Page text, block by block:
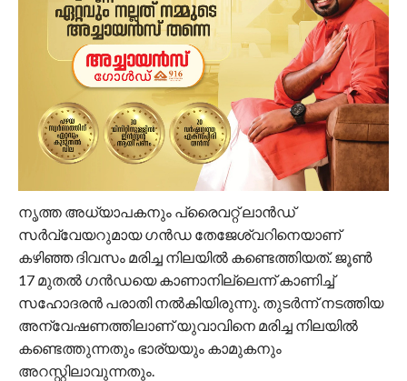
നൃത്ത അധ്യാപകനും പ്രൈവറ്റ് ലാന്‍ഡ്
സര്‍വ്വേയറുമായ ഗന്‍ഡ തേജേശ്വറിനെയാണ്
കഴിഞ്ഞ ദിവസം മരിച്ച നിലയില്‍ കണ്ടെത്തിയത്. ജൂണ്‍
17 മുതല്‍ ഗന്‍ഡയെ കാണാനില്ലെന്ന് കാണിച്ച്
സഹോദരന്‍ പരാതി നല്‍കിയിരുന്നു. തുടര്‍ന്ന് നടത്തിയ
അന്വേഷണത്തിലാണ് യുവാവിനെ മരിച്ച നിലയില്‍
കണ്ടെത്തുന്നതും ഭാര്യയും കാമുകനും
അറസ്റ്റിലാവുന്നതും.